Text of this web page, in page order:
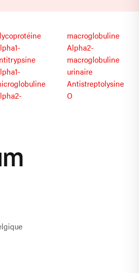
macroglobuline
Alpha2-
macroglobuline
urinaire
Antistreptolysine
O